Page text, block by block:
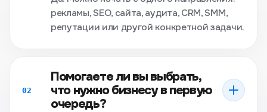
рекламы, SEO, сайта, аудита, CRM, SMM,
репутации или другой конкретной задачи.
02
Помогаете ли вы выбрать,
что нужно бизнесу в первую
очередь?